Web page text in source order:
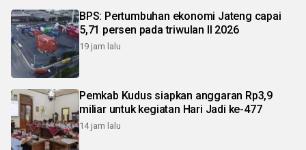
BPS: Pertumbuhan ekonomi Jateng capai
5,71 persen pada triwulan II 2026
19 jam lalu
Pemkab Kudus siapkan anggaran Rp3,9
miliar untuk kegiatan Hari Jadi ke-477
14 jam lalu